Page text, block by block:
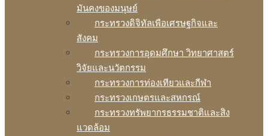
มันคงของมนุษย์
กระทรวงดิจิทัลเพือเศรษฐกิจและ
สังคม
กระทรวงการอุดมศึกษา วิทยาศาสตร์
วิจัยและนวัตกรรม
กระทรวงการท่องเทียวและกีฬา
กระทรวงเกษตรและสหกรณ์
กระทรวงทรัพยากรธรรมชาติและสิง
แวดล้อม